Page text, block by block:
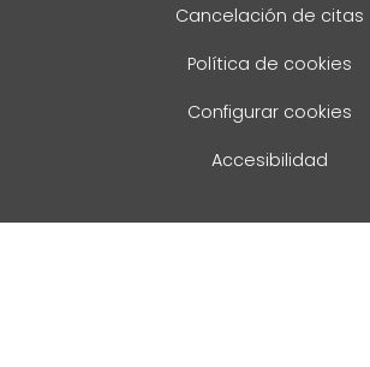
Cancelación de citas
Política de cookies
Configurar cookies
Accesibilidad